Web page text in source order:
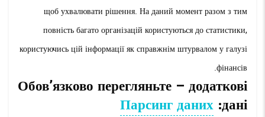
щоб ухвалювати рішення. На даний момент разом з тим
повність багато організацій користуються до статистики,
користуючись цій інформації як справжнім штурвалом у галузі
фінансів.
Обов’язково перегляньте – додаткові
дані:
Парсинг даних